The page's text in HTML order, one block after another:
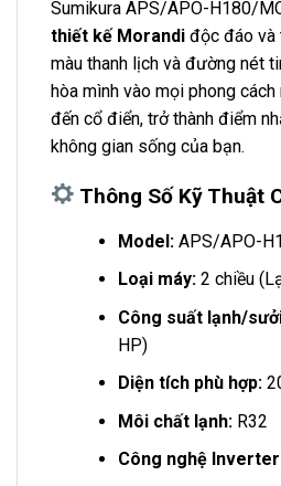
Sumikura APS/APO-H180/
thiết kế Morandi độc đáo và
màu thanh lịch và đường nét
hòa mình vào mọi phong
đến cổ điển, trở thành điểm
không gian sống của bạn.
Thông Số Kỹ Thuật
Model:APS/APO-
Loại máy:2 chiều
Công suất lạnh/
HP)
Diện tích phù hợp:
Môi chất lạnh:R32
Công nghệ